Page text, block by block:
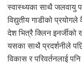
स्वास्थ्यका साथै जलवायु
विद्युतीय गाडीको
देश भित्रै क्लिन
यसका साथै प्रदर्शनीले
विकास र परिवर्तनलाई